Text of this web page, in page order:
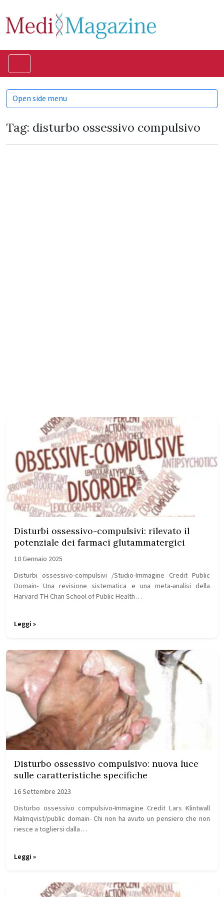
Tag: disturbo ossessivo compulsivo
Disturbi ossessivo-compulsivi: rilevato il
potenziale dei farmaci glutammatergici
10 Gennaio 2025
Disturbi ossessivo-compulsivi /Studio-Immagine Credit Public
Domain- Una revisione sistematica e una meta-analisi della
Harvard TH Chan School of Public Health…
Leggi »
Disturbo ossessivo compulsivo: nuova luce
sulle caratteristiche specifiche
16 Settembre 2023
Disturbo ossessivo compulsivo-Immagine Credit Lars Klintwall
Malmqvist/public domain- Chi non ha avuto un pensiero che non
riesce a togliersi dalla…
Leggi »
Open side menu